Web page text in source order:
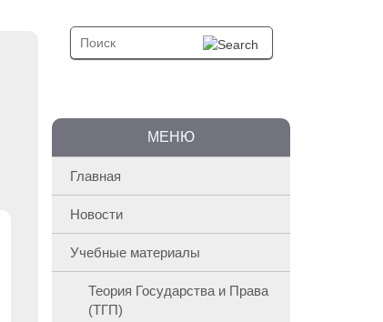
Вы искали:
МЕНЮ
Главная
Новости
Учебные материалы
Теория Государства и Права
(ТГП)